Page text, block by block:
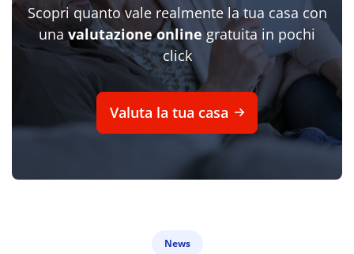
Scopri quanto vale realmente la tua casa con
una valutazione onlinegratuita in pochi
click
Valuta la tua casa
News